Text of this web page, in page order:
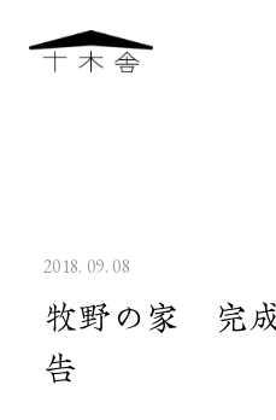
2018. 09. 08
牧野の家 完
告